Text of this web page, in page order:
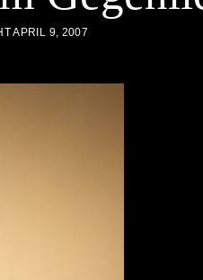
APRIL 9, 2007